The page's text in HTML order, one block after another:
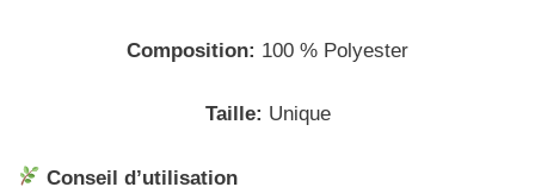
Composition: 100 % Polyester
Taille: Unique
Conseil d’utilisation